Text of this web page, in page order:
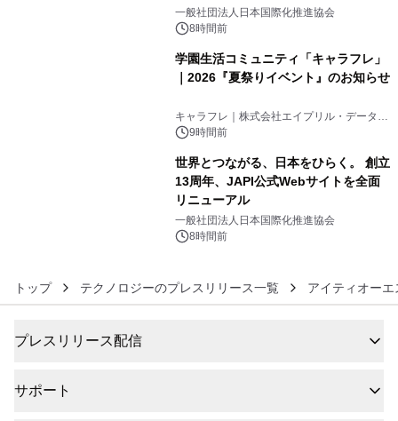
をリリース
一般社団法人日本国際化推進協会
8時間前
学園生活コミュニティ「キャラフレ」
｜2026『夏祭りイベント』のお知らせ
キャラフレ｜株式会社エイプリル・データ・
デザインズ
9時間前
世界とつながる、日本をひらく。 創立
13周年、JAPI公式Webサイトを全面
リニューアル
一般社団法人日本国際化推進協会
8時間前
トップ テクノロジーのプレスリリース一覧 アイティオー
プレスリリース配信
サポート